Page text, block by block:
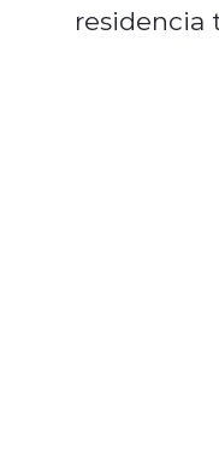
residencia